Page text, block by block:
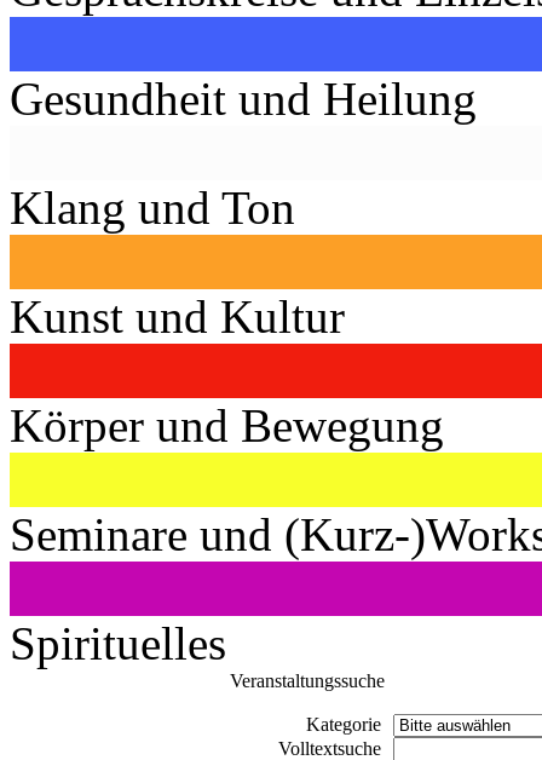
Gesundheit und Heilung
Klang und Ton
Kunst und Kultur
Körper und Bewegung
Seminare und (Kurz-
Spirituelles
Veranstaltungssuche
Kategorie
Volltextsuche